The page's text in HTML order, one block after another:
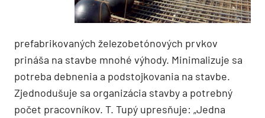
prefabrikovaných železobetónových prvkov
prináša na stavbe mnohé výhody. Minimalizuje sa
potreba debnenia a podstojkovania na stavbe.
Zjednodušuje sa organizácia stavby a potrebný
počet pracovníkov. T. Tupý upresňuje: „Jedna